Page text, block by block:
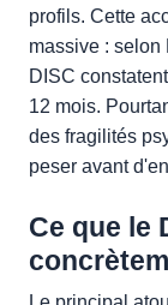
profils. Cette
massive : selon
DISC
12 mois.
des fragilités
peser avant
Ce que le